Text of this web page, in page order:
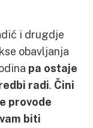
i drugdje
obavljanja
pa ostaje
radi. Čini
provode
biti